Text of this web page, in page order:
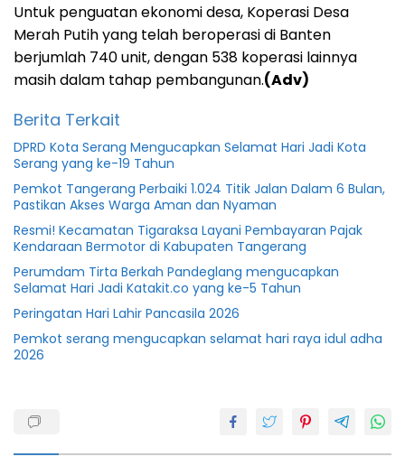
Untuk penguatan ekonomi desa, Koperasi Desa
Merah Putih yang telah beroperasi di Banten
berjumlah 740 unit, dengan 538 koperasi lainnya
masih dalam tahap pembangunan.(Adv)
Berita Terkait
DPRD Kota Serang Mengucapkan Selamat Hari Jadi Kota
Serang yang ke-19 Tahun
Pemkot Tangerang Perbaiki 1.024 Titik Jalan Dalam 6 Bulan,
Pastikan Akses Warga Aman dan Nyaman
Resmi! Kecamatan Tigaraksa Layani Pembayaran Pajak
Kendaraan Bermotor di Kabupaten Tangerang
Perumdam Tirta Berkah Pandeglang mengucapkan
Selamat Hari Jadi Katakit.co yang ke-5 Tahun
Peringatan Hari Lahir Pancasila 2026
Pemkot serang mengucapkan selamat hari raya idul adha
2026
soni